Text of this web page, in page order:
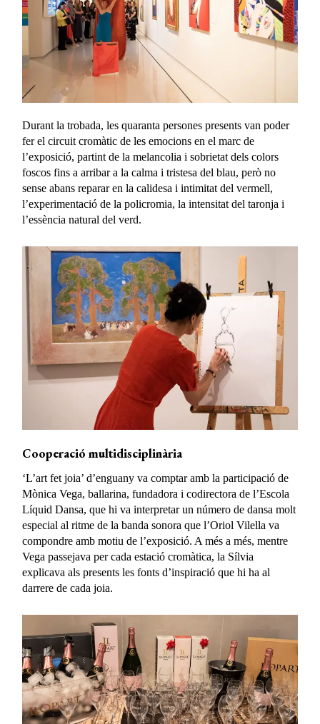
Durant la trobada, les quaranta persones presents van poder
fer el circuit cromàtic de les emocions en el marc de
l’exposició, partint de la melancolia i sobrietat dels colors
foscos fins a arribar a la calma i tristesa del blau, però no
sense abans reparar en la calidesa i intimitat del vermell,
l’experimentació de la policromia, la intensitat del taronja i
l’essència natural del verd.
Cooperació multidisciplinària
‘L’art fet joia’ d’enguany va comptar amb la participació de
Mònica Vega, ballarina, fundadora i codirectora de l’Escola
Líquid Dansa, que hi va interpretar un número de dansa molt
especial al ritme de la banda sonora que l’Oriol Vilella va
compondre amb motiu de l’exposició. A més a més, mentre
Vega passejava per cada estació cromàtica, la Sílvia
explicava als presents les fonts d’inspiració que hi ha al
darrere de cada joia.